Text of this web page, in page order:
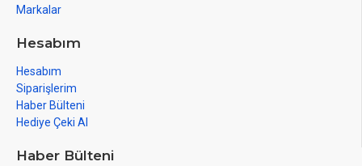
Markalar
Hesabım
Hesabım
Siparişlerim
Haber Bülteni
Hediye Çeki Al
Haber Bülteni